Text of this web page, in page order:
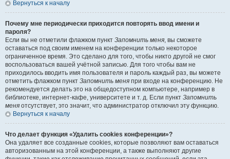
Вернуться к началу
Почему мне периодически приходится повторять ввод имени и
пароля?
Если вы не отметили флажком пункт Запомнить меня, вы сможете
оставаться под своим именем на конференции только некоторое
ограниченное время. Это сделано для того, чтобы никто другой не смог
воспользоваться вашей учётной записью. Для того чтобы вам не
приходилось вводить имя пользователя и пароль каждый раз, вы можете
отметить флажком пункт Запомнить меня при входе на конференцию. Не
рекомендуется делать это на общедоступном компьютере, например в
библиотеке, интернет-кафе, университете и т. д. Если пункт Запомнить
меня отсутствует, это значит, что администратор отключил эту функцию.
Вернуться к началу
Что делает функция «Удалить cookies конференции»?
Она удаляет все созданные cookies, которые позволяют вам оставаться
авторизованным на этой конференции, а также выполняют другие